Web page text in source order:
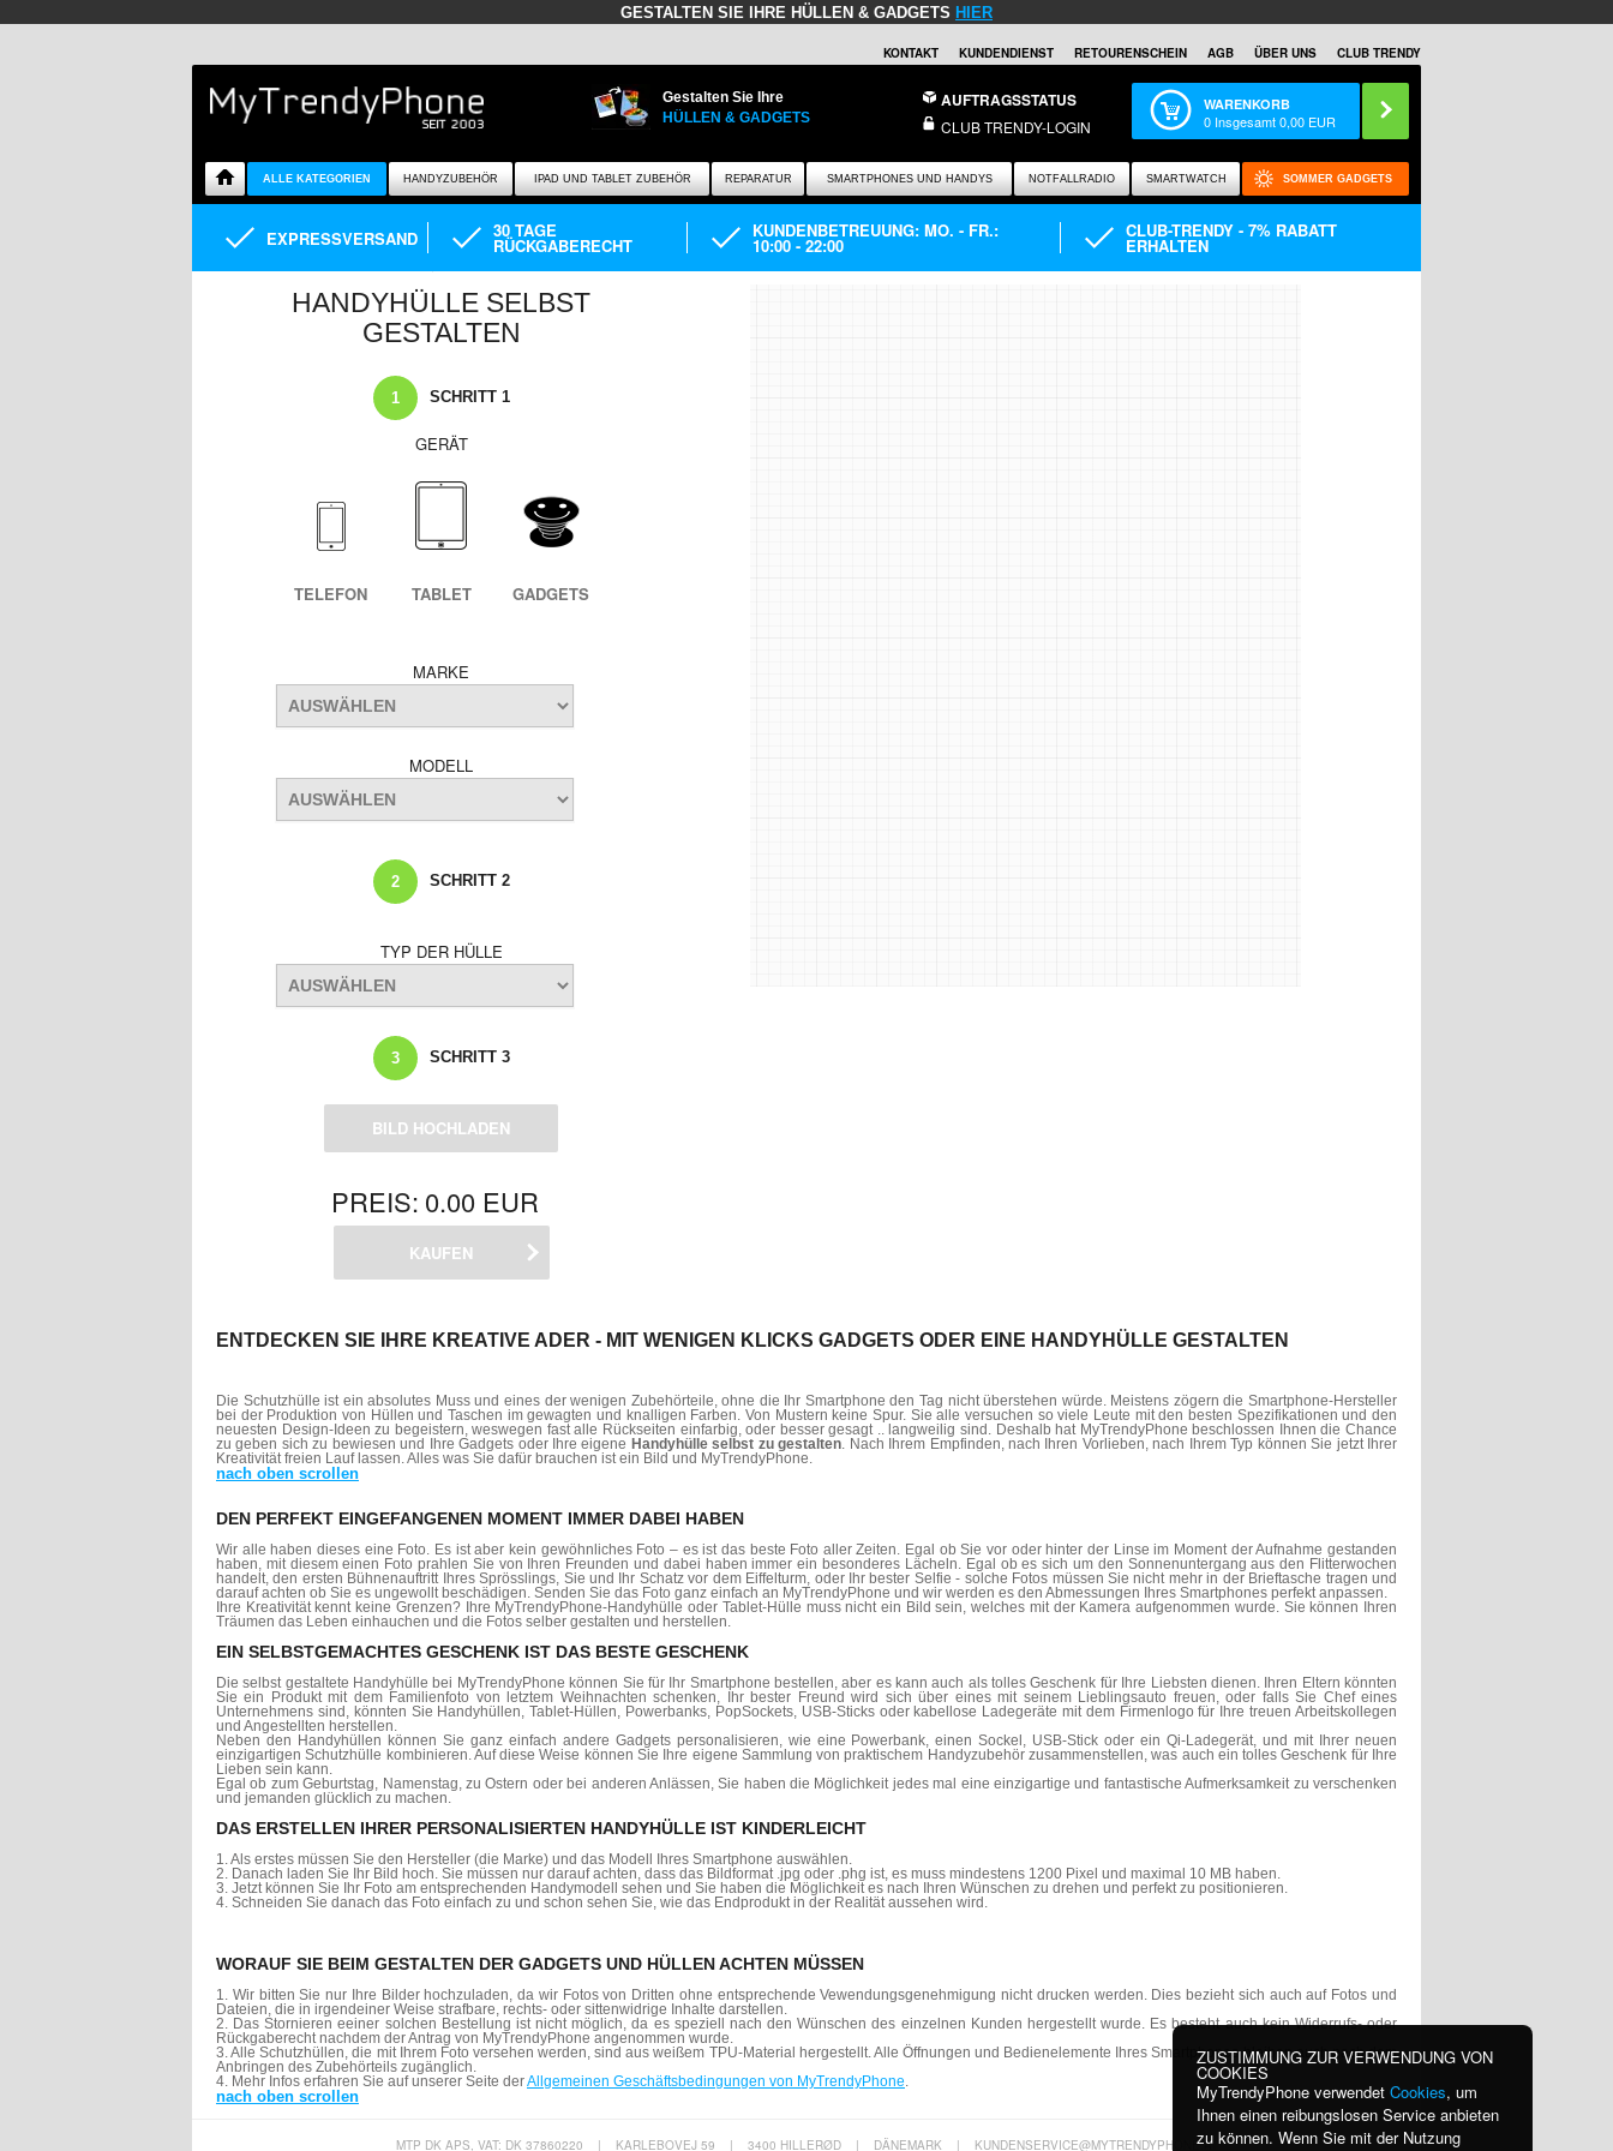
GESTALTEN SIE IHRE HÜLLEN & GADGETS HIER
KONTAKT KUNDENDIENST RETOURENSCHEIN AGB ÜBER UNS CLUB TRENDY
Gestalten Sie Ihre
HÜLLEN & GADGETS
AUFTRAGSSTATUS
CLUB TRENDY-LOGIN
WARENKORB
0 Insgesamt0,00 EUR
ALLE KATEGORIEN HANDYZUBEHÖR IPAD UND TABLET ZUBEHÖR REPARATUR SMARTPHONES UND HANDYS NOTFALLRADIO SMARTWATCH SOMMER GADGETS
EXPRESSVERSAND 30 TAGE
RÜCKGABERECHT
KUNDENBETREUUNG: MO. - FR.:
10:00 - 22:00
CLUB-TRENDY - 7% RABATT
ERHALTEN
HANDYHÜLLE SELBST
GESTALTEN
1 SCHRITT 1
GERÄT
TELEFON TABLET GADGETS
MARKE
MODELL
2 SCHRITT 2
TYP DER HÜLLE
3 SCHRITT 3
BILD HOCHLADEN
PREIS: 0.00 EUR
KAUFEN
ENTDECKEN SIE IHRE KREATIVE ADER - MIT WENIGEN KLICKS GADGETS ODER EINE HANDYHÜLLE GESTALTEN
Die Schutzhülle ist ein absolutes Muss und eines der wenigen Zubehörteile, ohne die Ihr Smartphone den Tag nicht überstehen würde. Meistens zögern die Smartphone-Hersteller
bei der Produktion von Hüllen und Taschen im gewagten und knalligen Farben. Von Mustern keine Spur. Sie alle versuchen so viele Leute mit den besten Spezifikationen und den
neuesten Design-Ideen zu begeistern, weswegen fast alle Rückseiten einfarbig, oder besser gesagt .. langweilig sind. Deshalb hat MyTrendyPhone beschlossen Ihnen die Chance
zu geben sich zu bewiesen und Ihre Gadgets oder Ihre eigene Handyhülle selbst zu gestalten. Nach Ihrem Empfinden, nach Ihren Vorlieben, nach Ihrem Typ können Sie jetzt Ihrer
Kreativität freien Lauf lassen. Alles was Sie dafür brauchen ist ein Bild und MyTrendyPhone.
nach oben scrollen
DEN PERFEKT EINGEFANGENEN MOMENT IMMER DABEI HABEN
Wir alle haben dieses eine Foto. Es ist aber kein gewöhnliches Foto – es ist das beste Foto aller Zeiten. Egal ob Sie vor oder hinter der Linse im Moment der Aufnahme gestanden
haben, mit diesem einen Foto prahlen Sie von Ihren Freunden und dabei haben immer ein besonderes Lächeln. Egal ob es sich um den Sonnenuntergang aus den Flitterwochen
handelt, den ersten Bühnenauftritt Ihres Sprösslings, Sie und Ihr Schatz vor dem Eiffelturm, oder Ihr bester Selfie - solche Fotos müssen Sie nicht mehr in der Brieftasche tragen und
darauf achten ob Sie es ungewollt beschädigen. Senden Sie das Foto ganz einfach an MyTrendyPhone und wir werden es den Abmessungen Ihres Smartphones perfekt anpassen.
Ihre Kreativität kennt keine Grenzen? Ihre MyTrendyPhone-Handyhülle oder Tablet-Hülle muss nicht ein Bild sein, welches mit der Kamera aufgenommen wurde. Sie können Ihren
Träumen das Leben einhauchen und die Fotos selber gestalten und herstellen.
EIN SELBSTGEMACHTES GESCHENK IST DAS BESTE GESCHENK
Die selbst gestaltete Handyhülle bei MyTrendyPhone können Sie für Ihr Smartphone bestellen, aber es kann auch als tolles Geschenk für Ihre Liebsten dienen. Ihren Eltern könnten
Sie ein Produkt mit dem Familienfoto von letztem Weihnachten schenken, Ihr bester Freund wird sich über eines mit seinem Lieblingsauto freuen, oder falls Sie Chef eines
Unternehmens sind, könnten Sie Handyhüllen, Tablet-Hüllen, Powerbanks, PopSockets, USB-Sticks oder kabellose Ladegeräte mit dem Firmenlogo für Ihre treuen Arbeitskollegen
und Angestellten herstellen.
Neben den Handyhüllen können Sie ganz einfach andere Gadgets personalisieren, wie eine Powerbank, einen Sockel, USB-Stick oder ein Qi-Ladegerät, und mit Ihrer neuen
einzigartigen Schutzhülle kombinieren. Auf diese Weise können Sie Ihre eigene Sammlung von praktischem Handyzubehör zusammenstellen, was auch ein tolles Geschenk für Ihre
Lieben sein kann.
Egal ob zum Geburtstag, Namenstag, zu Ostern oder bei anderen Anlässen, Sie haben die Möglichkeit jedes mal eine einzigartige und fantastische Aufmerksamkeit zu verschenken
und jemanden glücklich zu machen.
DAS ERSTELLEN IHRER PERSONALISIERTEN HANDYHÜLLE IST KINDERLEICHT
1. Als erstes müssen Sie den Hersteller (die Marke) und das Modell Ihres Smartphone auswählen.
2. Danach laden Sie Ihr Bild hoch. Sie müssen nur darauf achten, dass das Bildformat .jpg oder .phg ist, es muss mindestens 1200 Pixel und maximal 10 MB haben.
3. Jetzt können Sie Ihr Foto am entsprechenden Handymodell sehen und Sie haben die Möglichkeit es nach Ihren Wünschen zu drehen und perfekt zu positionieren.
4. Schneiden Sie danach das Foto einfach zu und schon sehen Sie, wie das Endprodukt in der Realität aussehen wird.
WORAUF SIE BEIM GESTALTEN DER GADGETS UND HÜLLEN ACHTEN MÜSSEN
1. Wir bitten Sie nur Ihre Bilder hochzuladen, da wir Fotos von Dritten ohne entsprechende Vewendungsgenehmigung nicht drucken werden. Dies bezieht sich auch auf Fotos und
Dateien, die in irgendeiner Weise strafbare, rechts- oder sittenwidrige Inhalte darstellen.
2. Das Stornieren eeiner solchen Bestellung ist nicht möglich, da es speziell nach den Wünschen des einzelnen Kunden hergestellt wurde. Es besteht auch kein Widerrufs- oder
Rückgaberecht nachdem der Antrag von MyTrendyPhone angenommen wurde.
3. Alle Schutzhüllen, die mit Ihrem Foto versehen werden, sind aus weißem TPU-Material hergestellt. Alle Öffnungen und Bedienelemente Ihres Smartphones bleiben auch nach dem
Anbringen des Zubehörteils zugänglich.
4. Mehr Infos erfahren Sie auf unserer Seite derAllgemeinen Geschäftsbedingungen von MyTrendyPhone.
nach oben scrollen
MTP DK APS, VAT: DK 37860220 | KARLEBOVEJ 59 | 3400 HILLERØD | DÄNEMARK | KUNDENSERVICE@MYTRENDYPHONE.AT
ZUSTIMMUNG ZUR VERWENDUNG VON
COOKIES
MyTrendyPhone verwendet Cookies, um
Ihnen einen reibungslosen Service anbieten
zu können. Wenn Sie mit der Nutzung